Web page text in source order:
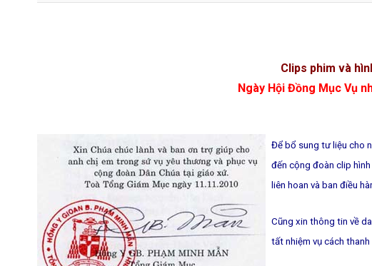
Clips phim và
Ngày Hội Đồng Mục Vụ
Để bổ sung tư liệu cho
đến cộng đoàn clip
liên hoan và ban điều
Cũng xin thông tin về
tất nhiệm vụ cách